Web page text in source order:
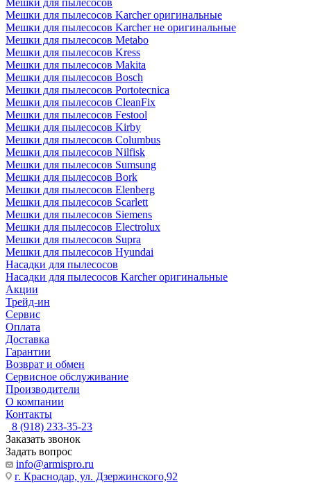
Мешки для пылесосов
Мешки для пылесосов Karcher оригинальные
Мешки для пылесосов Karcher не оригинальные
Мешки для пылесосов Metabo
Мешки для пылесосов Kress
Мешки для пылесосов Makita
Мешки для пылесосов Bosch
Мешки для пылесосов Portotecnica
Мешки для пылесосов CleanFix
Мешки для пылесосов Festool
Мешки для пылесосов Kirby
Мешки для пылесосов Columbus
Мешки для пылесосов Nilfisk
Мешки для пылесосов Sumsung
Мешки для пылесосов Bork
Мешки для пылесосов Elenberg
Мешки для пылесосов Scarlett
Мешки для пылесосов Siemens
Мешки для пылесосов Electrolux
Мешки для пылесосов Supra
Мешки для пылесосов Hyundai
Насадки для пылесосов
Насадки для пылесосов Karcher оригинальные
Акции
Трейд-ин
Сервис
Оплата
Доставка
Гарантии
Возврат и обмен
Сервисное обслуживание
Производители
О компании
Контакты
8 (918) 233-35-23
Заказать звонок
Задать вопрос
info@armispro.ru
г. Краснодар, ул. Дзержинского,92